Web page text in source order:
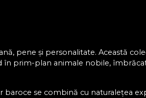
pene și personalitate. Această
în prim-plan animale nobile,
se combină cu naturalețea